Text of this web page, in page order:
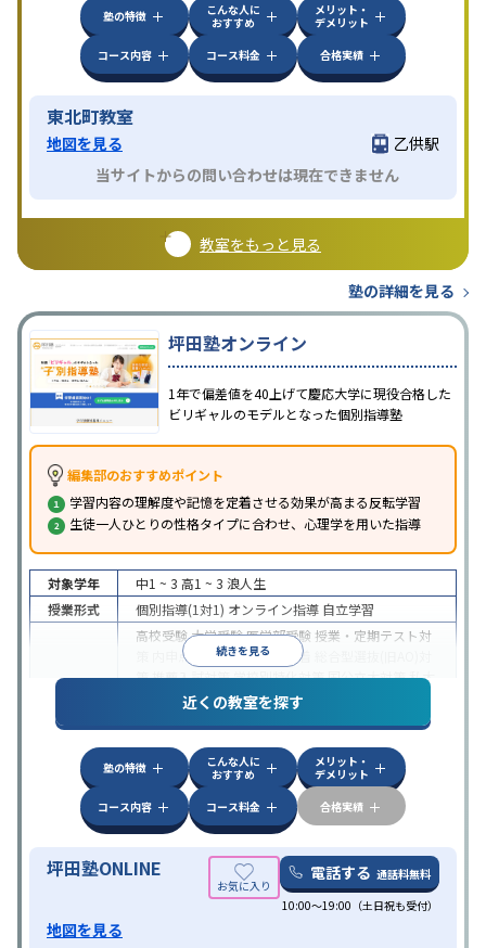
塾の特徴
こんな人に
おすすめ
メリット・
デメリット
コース内容
コース料金 合格実績
東北町教室
地図を見る
乙供駅
当サイトからの問い合わせは現在できません
教室をもっと見る
塾の詳細を見る
坪田塾オンライン
1年で偏差値を40上げて慶応大学に現役合格した
ビリギャルのモデルとなった個別指導塾
編集部のおすすめポイント
学習内容の理解度や記憶を定着させる効果が高まる反転学習
生徒一人ひとりの性格タイプに合わせ、心理学を用いた指導
続きを見る
対象学年 中1 ~ 3 高1 ~ 3 浪人生
授業形式
個別指導(1対1) オンライン指導 自立学習
高校受験大学受験医学部受験 授業・定期テスト対
内申点対策学習習慣の定着
策推薦入試対策学校別特化対策国公立大対策私大
共通テスト対策英検(英語検定)対策
その
特徴
中高一貫校生に対応授業の振替可能 不登校生に対
学習にPC・タブレットを利用オンライン対応
科目から受講可能季節講習のみの受講可発達障害
の子どもに対応
近くの教室を探す
塾の特徴
こんな人に
おすすめ
メリット・
デメリット
コース内容
コース料金 合格実績
坪田塾ONLINE 電話する 通話料無料
10:00～19:00（土日祝も受付）
地図を見る